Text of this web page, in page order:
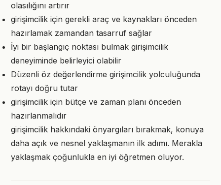
olasılığını artırır
girişimcilik için gerekli araç ve kaynakları önceden
hazırlamak zamandan tasarruf sağlar
İyi bir başlangıç noktası bulmak girişimcilik
deneyiminde belirleyici olabilir
Düzenli öz değerlendirme girişimcilik yolculuğunda
rotayı doğru tutar
girişimcilik için bütçe ve zaman planı önceden
hazırlanmalıdır
girişimcilik hakkındaki önyargıları bırakmak, konuya
daha açık ve nesnel yaklaşmanın ilk adımı. Merakla
yaklaşmak çoğunlukla en iyi öğretmen oluyor.